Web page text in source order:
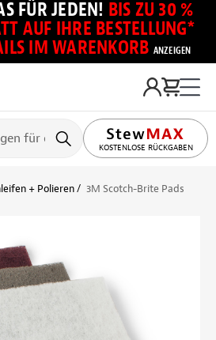
FÜR JEDEN! BIS ZU 30 %
AUF IHRE BESTELLUNG*
IM WARENKORB ANZEIGEN
KOSTENLOSE RÜCKGABEN
+ Polieren 3M Scotch-Brite Pads